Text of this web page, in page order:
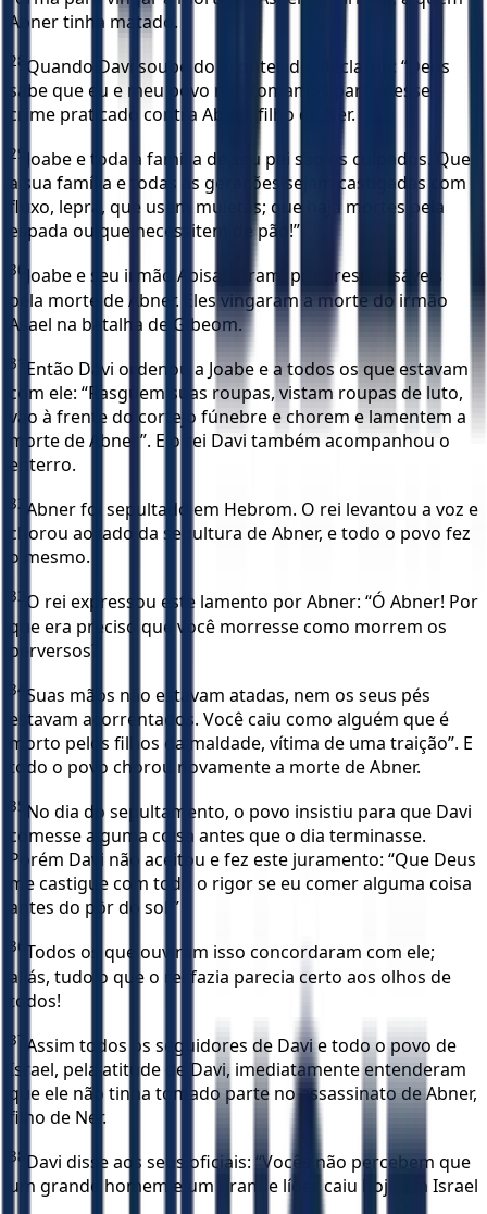
Abner tinha matado.
28 Quando Davi soube do acontecido, declarou: “Deus
sabe que eu e meu povo não tomamos parte nesse
crime praticado contra Abner, filho de Ner.
29 Joabe e toda a família de seu pai são os culpados. Que
a sua família e todas as gerações sejam castigadas com
fluxo, lepra, que usem muletas; que haja mortes pela
espada ou que necessitem de pão!”
30 Joabe e seu irmão Abisai foram, pois, responsáveis
pela morte de Abner. Eles vingaram a morte do irmão
Asael na batalha de Gibeom.
31
Então Davi ordenou a Joabe e a todos os que estavam
com ele: “Rasguem suas roupas, vistam roupas de luto,
vão à frente do cortejo fúnebre e chorem e lamentem a
morte de Abner”. E o rei Davi também acompanhou o
enterro.
32 Abner foi sepultado em Hebrom. O rei levantou a voz e
chorou ao lado da sepultura de Abner, e todo o povo fez
o mesmo.
33 O rei expressou este lamento por Abner: “Ó Abner! Por
que era preciso que você morresse como morrem os
perversos?
34 Suas mãos não estavam atadas, nem os seus pés
estavam acorrentados. Você caiu como alguém que é
morto pelos filhos da maldade, vítima de uma traição”. E
todo o povo chorou novamente a morte de Abner.
35 No dia do sepultamento, o povo insistiu para que Davi
comesse alguma coisa antes que o dia terminasse.
Porém Davi não aceitou e fez este juramento: “Que Deus
me castigue com todo o rigor se eu comer alguma coisa
antes do pôr do sol!”
36 Todos os que ouviram isso concordaram com ele;
aliás, tudo o que o rei fazia parecia certo aos olhos de
todos!
37 Assim todos os seguidores de Davi e todo o povo de
Israel, pela atitude de Davi, imediatamente entenderam
que ele não tinha tomado parte no assassinato de Abner,
filho de Ner.
38 Davi disse aos seus oficiais: “Vocês não percebem que
um grande homem e um grande líder caiu hoje em Israel